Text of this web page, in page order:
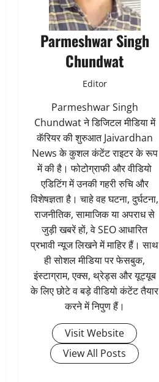
Parmeshwar Singh
Chundwat
Editor
Parmeshwar Singh
Chundwat ने डिजिटल मीडिया में
कॅरियर की शुरुआत Jaivardhan
News के कुशल कंटेंट राइटर के रूप
में की है। फोटोग्राफी और वीडियो
एडिटिंग में उनकी गहरी रुचि और
विशेषज्ञता है। चाहे वह घटना, दुर्घटना,
राजनीतिक, सामाजिक या अपराध से
जुड़ी खबरें हों, वे SEO आधारित
प्रभावी न्यूज लिखने में माहिर हैं। साथ
ही सोशल मीडिया पर फेसबुक,
इंस्टाग्राम, एक्स, थ्रेड्स और यूट्यूब
के लिए छोटे व बड़े वीडियो कंटेंट तैयार
करने में निपुण हैं।
Visit Website
View All Posts